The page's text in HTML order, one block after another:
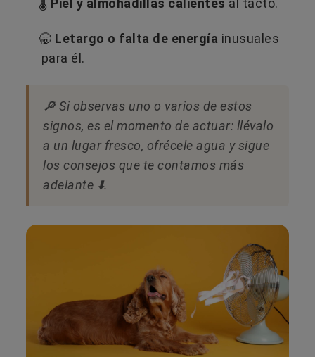
🌡️ Piel y almohadillas calientes al tacto.
🥱 Letargo o falta de energía inusuales
para él.
🔎​ Si observas uno o varios de estos
signos, es el momento de actuar: llévalo
a un lugar fresco, ofrécele agua y sigue
los consejos que te contamos más
adelante ⬇️.